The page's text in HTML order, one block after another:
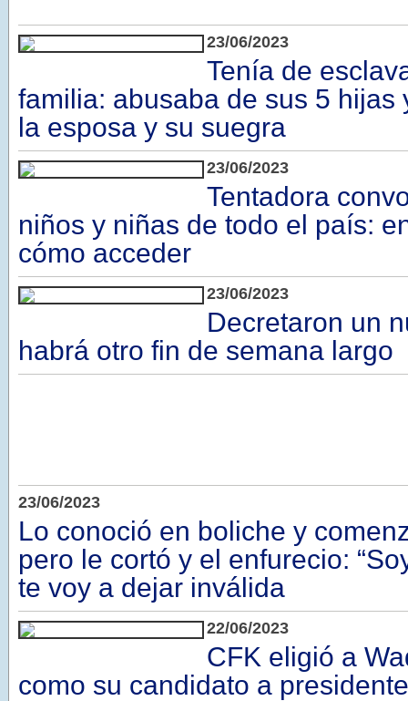
23/06/2023
Tenía de
familia: abusaba de sus 5 hijas
la esposa y su suegra
23/06/2023
Tentadora
niños y niñas de todo el país:
cómo acceder
23/06/2023
Decretaron un
habrá otro fin de semana largo
23/06/2023
Lo conoció en boliche y
pero le cortó y el enfurecio:
te voy a dejar inválida
22/06/2023
CFK eligió a
como su candidato a presidente